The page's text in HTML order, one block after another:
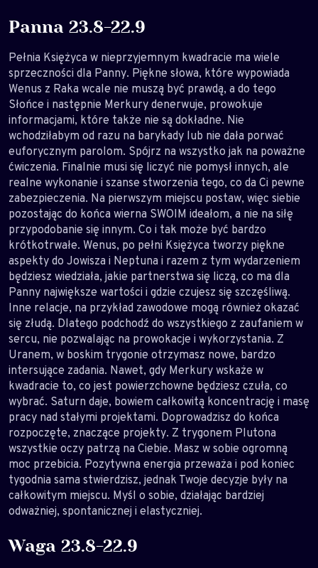
Panna 23.8-22.9
Pełnia Księżyca w nieprzyjemnym kwadracie ma wiele
sprzeczności dla Panny. Piękne słowa, które wypowiada
Wenus z Raka wcale nie muszą być prawdą, a do tego
Słońce i następnie Merkury denerwuje, prowokuje
informacjami, które także nie są dokładne. Nie
wchodziłabym od razu na barykady lub nie dała porwać
euforycznym parolom. Spójrz na wszystko jak na poważne
ćwiczenia. Finalnie musi się liczyć nie pomysł innych, ale
realne wykonanie i szanse stworzenia tego, co da Ci pewne
zabezpieczenia. Na pierwszym miejscu postaw, więc siebie
pozostając do końca wierna SWOIM ideałom, a nie na siłę
przypodobanie się innym. Co i tak może być bardzo
krótkotrwałe. Wenus, po pełni Księżyca tworzy piękne
aspekty do Jowisza i Neptuna i razem z tym wydarzeniem
będziesz wiedziała, jakie partnerstwa się liczą, co ma dla
Panny największe wartości i gdzie czujesz się szczęśliwą.
Inne relacje, na przykład zawodowe mogą również okazać
się złudą. Dlatego podchodź do wszystkiego z zaufaniem w
sercu, nie pozwalając na prowokacje i wykorzystania. Z
Uranem, w boskim trygonie otrzymasz nowe, bardzo
intersujące zadania. Nawet, gdy Merkury wskaże w
kwadracie to, co jest powierzchowne będziesz czuła, co
wybrać. Saturn daje, bowiem całkowitą koncentrację i masę
pracy nad stałymi projektami. Doprowadzisz do końca
rozpoczęte, znaczące projekty. Z trygonem Plutona
wszystkie oczy patrzą na Ciebie. Masz w sobie ogromną
moc przebicia. Pozytywna energia przeważa i pod koniec
tygodnia sama stwierdzisz, jednak Twoje decyzje były na
całkowitym miejscu. Myśl o sobie, działając bardziej
odważniej, spontanicznej i elastyczniej.
Waga 23.8-22.9